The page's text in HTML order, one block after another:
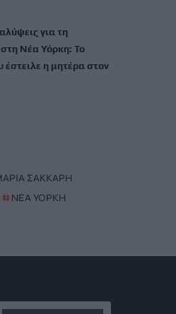
για τη
στη Νέα Υόρκη: Το
έστειλε η μητέρα στον
ΣΑΚΚΑΡΗ
#ΝΈΑ ΥΌΡΚΗ